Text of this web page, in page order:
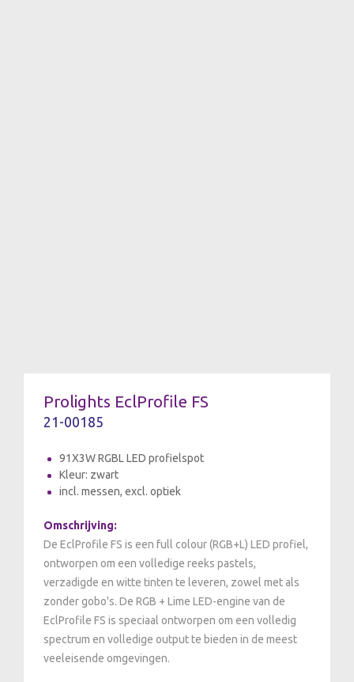
Prolights EclProfile FS
21-00185
91X3W RGBL LED profielspot
Kleur: zwart
incl. messen, excl. optiek
Omschrijving:
De EclProfile FS is een full colour (RGB+L) LED profiel,
ontworpen om een volledige reeks pastels,
verzadigde en witte tinten te leveren, zowel met als
zonder gobo's. De RGB + Lime LED-engine van de
EclProfile FS is speciaal ontworpen om een volledig
spectrum en volledige output te bieden in de meest
veeleisende omgevingen.